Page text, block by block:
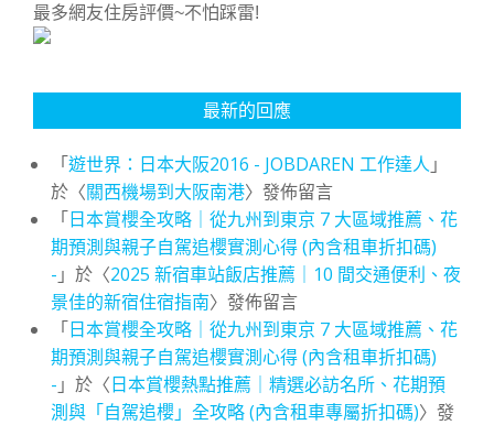
最多網友住房評價~不怕踩雷!
最新的回應
「遊世界：日本大阪2016 - JOBDAREN 工作達人 」
於〈關西機場到大阪南港〉發佈留言
「日本賞櫻全攻略｜從九州到東京 7 大區域推薦、花
期預測與親子自駕追櫻實測心得 (內含租車折扣碼)
- 」於〈2025 新宿車站飯店推薦｜10 間交通便利、夜
景佳的新宿住宿指南〉發佈留言
「日本賞櫻全攻略｜從九州到東京 7 大區域推薦、花
期預測與親子自駕追櫻實測心得 (內含租車折扣碼)
- 」於〈日本賞櫻熱點推薦｜精選必訪名所、花期預
測與「自駕追櫻」全攻略 (內含租車專屬折扣碼)〉發